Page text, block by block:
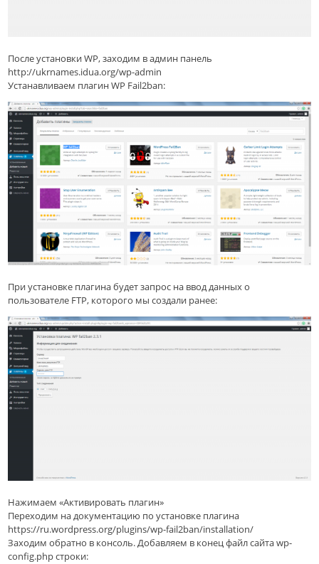
После установки WP, заходим в админ панель
http://ukrnames.idua.org/wp-admin
Устанавливаем плагин WP Fail2ban:
При установке плагина будет запрос на ввод данных о
пользователе FTP, которого мы создали ранее:
Нажимаем «Активировать плагин»
Переходим на документацию по установке плагина
https://ru.wordpress.org/plugins/wp-fail2ban/installation/
Заходим обратно в консоль. Добавляем в конец файл сайта wp-
config.php строки: